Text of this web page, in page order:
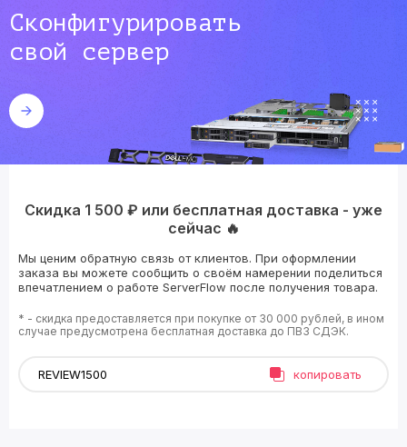
Сконфигурировать
свой сервер
Скидка 1 500 ₽ или бесплатная доставка - уже
сейчас 🔥
Мы ценим обратную связь от клиентов. При оформлении
заказа вы можете сообщить о своём намерении поделиться
впечатлением о работе ServerFlow после получения товара.
* - скидка предоставляется при покупке от 30 000 рублей, в ином
случае предусмотрена бесплатная доставка до ПВЗ СДЭК.
копировать